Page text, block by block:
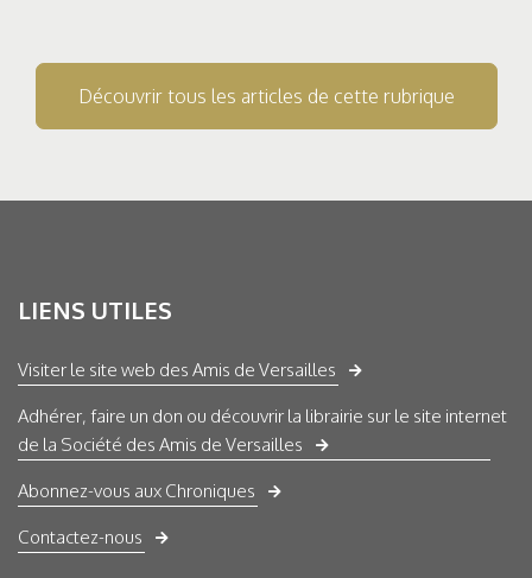
Découvrir tous les articles de cette rubrique
LIENS UTILES
Visiter le site web des Amis de Versailles
Adhérer, faire un don ou découvrir la librairie sur le site internet
de la Société des Amis de Versailles
Abonnez-vous aux Chroniques
Contactez-nous